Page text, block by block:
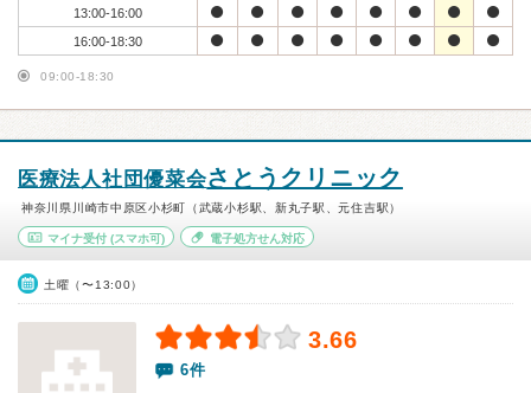
13:00-16:00
16:00-18:30
09:00-18:30
医療法人社団優菜会さとうクリニック
神奈川県川崎市中原区小杉町（武蔵小杉駅、新丸子駅、元住吉駅）
マイナ受付 (スマホ可) 電子処方せん対応
土曜（〜13:00）
3.66
6件